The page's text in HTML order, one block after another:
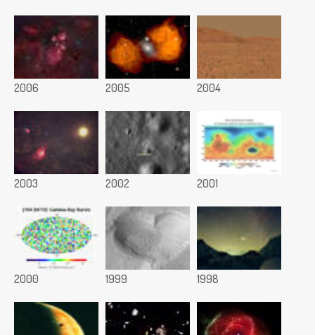
2006 2005 2004
2003 2002 2001
2000 1999 1998